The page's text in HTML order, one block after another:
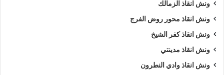
ونش انقاذ الزمالك
ونش انقاذ محور روض الفرج
ونش انقاذ كفر الشيخ
ونش انقاذ مدينتي
ونش انقاذ وادي النطرون